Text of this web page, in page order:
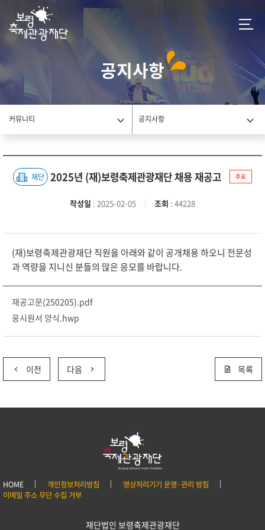
공지사항
커뮤니티 공지사항
재단 2025년 (재)보령축제관광재단 채용 재공고 주요
작성일 : 2025-02-05 조회 : 44228
(재)보령축제관광재단 직원을 아래와 같이 공개채용 하오니 전문성
과 역량을 지니신 분들의 많은 응모를 바랍니다.
재공고문(250205).pdf
응시원서 양식.hwp
이전 다음 목록
HOME 개인정보처리방침
영상처리기기 운영·관리 방침
이메일 주소 무단 수집 거부
재단법인 보령축제관광재단